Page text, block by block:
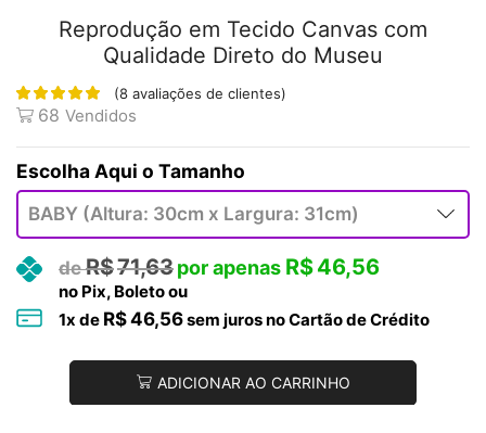
Reprodução em Tecido Canvas com
Qualidade Direto do Museu
(8 avaliações de clientes)
68 Vendidos
Tamanho
R$71,63 R$46,56
no Pix, Boleto ou
1x de R$46,56sem juros no Cartão de Crédito
ADICIONAR AO CARRINHO